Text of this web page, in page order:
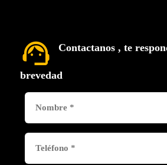
support_agent Contactanos , te
brevedad